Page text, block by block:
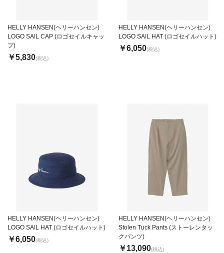
HELLY HANSEN(ヘリーハンセン)
LOGO SAIL CAP (ロゴセイルキャッ
プ)
￥5,830(税込)
HELLY HANSEN(ヘリーハンセン)
LOGO SAIL HAT (ロゴセイルハット)
￥6,050(税込)
HELLY HANSEN(ヘリーハンセン)
LOGO SAIL HAT (ロゴセイルハット)
￥6,050(税込)
HELLY HANSEN(ヘリーハンセン)
Stolen Tuck Pants (ストーレンタッ
クパンツ)
￥13,090(税込)